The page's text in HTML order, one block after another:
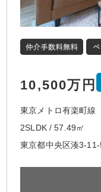
10,500万円
東京メトロ有楽町
2SLDK / 57.49㎡
東京都中央区湊3-